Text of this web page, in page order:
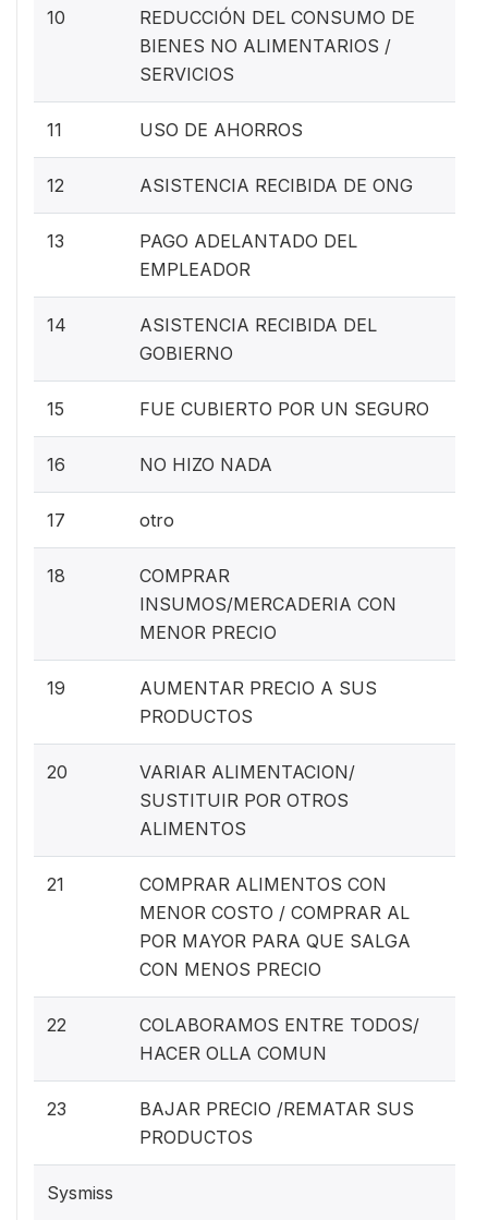
10
REDUCCIÓN DEL CONSUMO DE
BIENES NO ALIMENTARIOS /
SERVICIOS
11 USO DE AHORROS
12 ASISTENCIA RECIBIDA DE ONG
13
PAGO ADELANTADO DEL
EMPLEADOR
14
ASISTENCIA RECIBIDA DEL
GOBIERNO
15 FUE CUBIERTO POR UN SEGURO
16 NO HIZO NADA
17 otro
18
COMPRAR
INSUMOS/MERCADERIA CON
MENOR PRECIO
19
AUMENTAR PRECIO A SUS
PRODUCTOS
20
VARIAR ALIMENTACION/
SUSTITUIR POR OTROS
ALIMENTOS
21
COMPRAR ALIMENTOS CON
MENOR COSTO / COMPRAR AL
POR MAYOR PARA QUE SALGA
CON MENOS PRECIO
22
COLABORAMOS ENTRE TODOS/
HACER OLLA COMUN
23
BAJAR PRECIO /REMATAR SUS
PRODUCTOS
Sysmiss